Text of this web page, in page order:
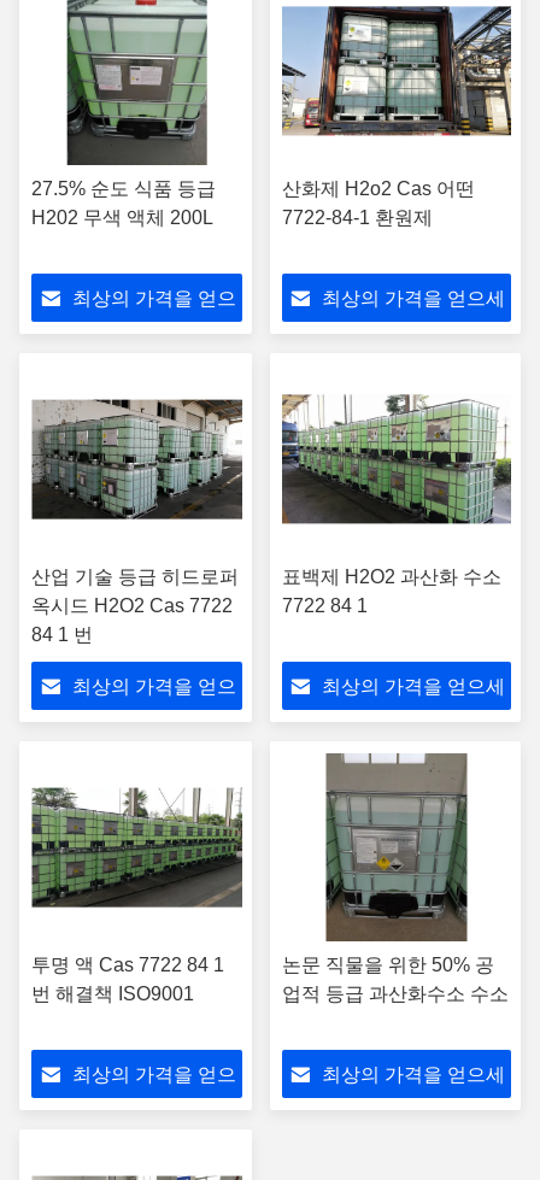
27.5% 순도 식품 등급
H202 무색 액체 200L
최상의 가격을 얻으
산화제 H2o2 Cas 어떤
7722-84-1 환원제
최상의 가격을 얻으세
산업 기술 등급 히드로퍼
옥시드 H2O2 Cas 7722
84 1 번
최상의 가격을 얻으
표백제 H2O2 과산화 수소
7722 84 1
최상의 가격을 얻으세
투명 액 Cas 7722 84 1
번 해결책 ISO9001
최상의 가격을 얻으
논문 직물을 위한 50% 공
업적 등급 과산화수소 수소
최상의 가격을 얻으세